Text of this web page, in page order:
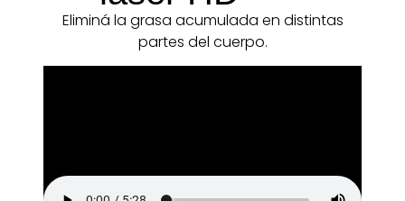
Eliminá la grasa acumulada en distintas
partes del cuerpo.